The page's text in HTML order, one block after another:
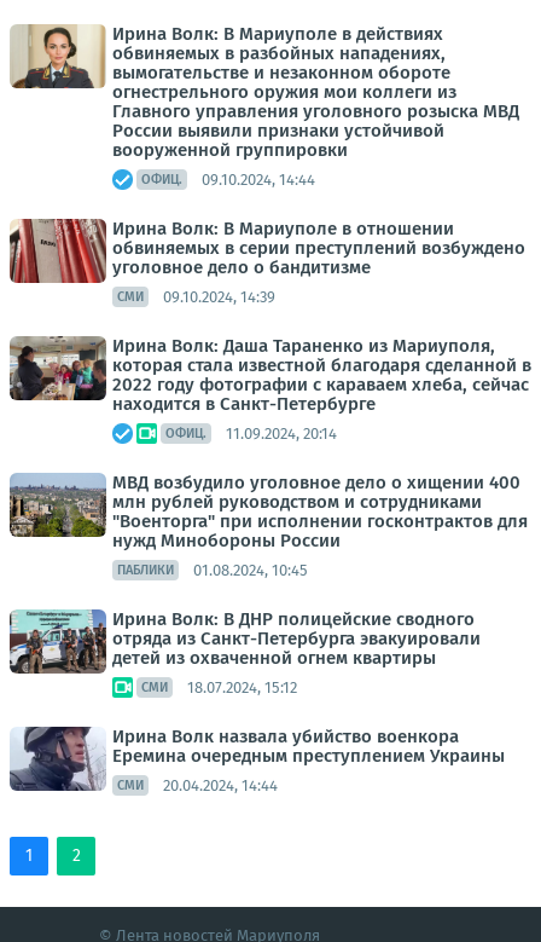
Ирина Волк: В Мариуполе в действиях
обвиняемых в разбойных нападениях,
вымогательстве и незаконном обороте
огнестрельного оружия мои коллеги из
Главного управления уголовного розыска МВД
России выявили признаки устойчивой
вооруженной группировки
ОФИЦ. 09.10.2024, 14:44
Ирина Волк: В Мариуполе в отношении
обвиняемых в серии преступлений возбуждено
уголовное дело о бандитизме
СМИ 09.10.2024, 14:39
Ирина Волк: Даша Тараненко из Мариуполя,
которая стала известной благодаря сделанной в
2022 году фотографии с караваем хлеба, сейчас
находится в Санкт-Петербурге
ОФИЦ. 11.09.2024, 20:14
МВД возбудило уголовное дело о хищении 400
млн рублей руководством и сотрудниками
"Военторга" при исполнении госконтрактов для
нужд Минобороны России
ПАБЛИКИ 01.08.2024, 10:45
Ирина Волк: В ДНР полицейские сводного
отряда из Санкт-Петербурга эвакуировали
детей из охваченной огнем квартиры
СМИ 18.07.2024, 15:12
Ирина Волк назвала убийство военкора
Еремина очередным преступлением Украины
СМИ 20.04.2024, 14:44
1 2
© Лента новостей Мариуполя